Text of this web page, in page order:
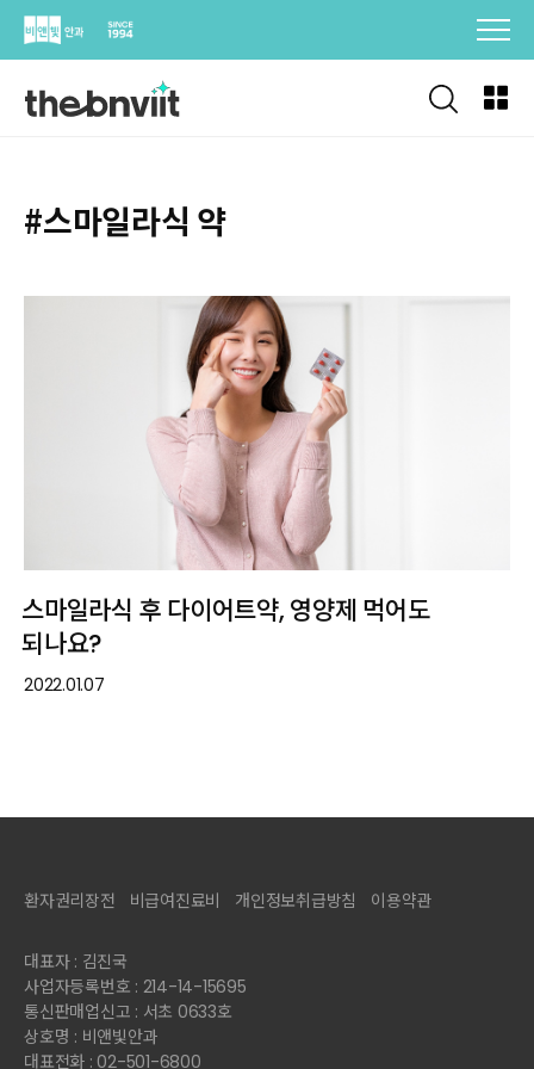
Skip
#스마일라식 약
스마일라식 후 다이어트약, 영양제 먹어도
되나요?
2022.01.07
환자권리장전 비급여진료비 개인정보취급방침 이용약관
대표자 : 김진국
사업자등록번호 : 214-14-15695
통신판매업신고 : 서초 0633호
상호명 : 비앤빛안과
대표전화 : 02-501-6800